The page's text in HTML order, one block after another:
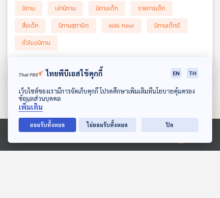
แผนที่
วิทยุ
เครือ
ข่าย
ดาวน์โหลด Thai PBS Podcast Application
Ⓒ 2020 องค์การกระจายเสียงและแพร่ภาพสาธารณะแห่งประเทศไทย
นิทาน เล่านิทาน นิทานเด็ก
รายการเด็ก
สื่อเด็ก
นิทานสุภาษิต kids hour
นิทานเด็กดี
ชั่วโมงนิทาน
ความคิดเห็น (0)
ยกเลิก ส่งความคิดเห็น
ไทยพีบีเอสใช้คุกกี้ EN TH
เว็บไซต์ของเรามีการจัดเก็บคุกกี้ โปรดศึกษาเพิ่มเติมที่นโยบายคุ้มครอง
ข้อมูลส่วนบุคคล
เพิ่มเติม
ยอมรับทั้งหมด ไม่ยอมรับทั้งหมด ปิด